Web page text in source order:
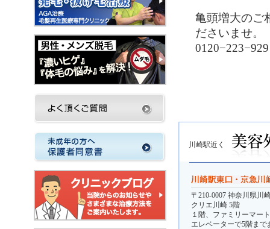
亀頭増大のご
ださいませ。
0120−223−929
川崎駅近く
〒210-0007 神奈川県川
クリエ川崎 5階
１階、ファミリーマー
エレベーターで5階まで